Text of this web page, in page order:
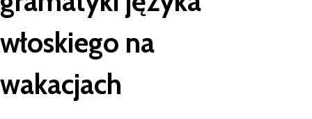
włoskiego na
wakacjach